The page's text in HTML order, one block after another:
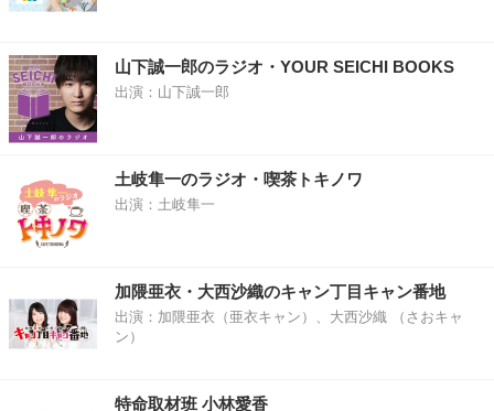
山下誠一郎のラジオ・YOUR SEICHI BOOKS
出演：山下誠一郎
土岐隼一のラジオ・喫茶トキノワ
出演：土岐隼一
加隈亜衣・大西沙織のキャン丁目キャン番地
出演：加隈亜衣（亜衣キャン）、大西沙織 （さおキャ
ン）
特命取材班 小林愛香